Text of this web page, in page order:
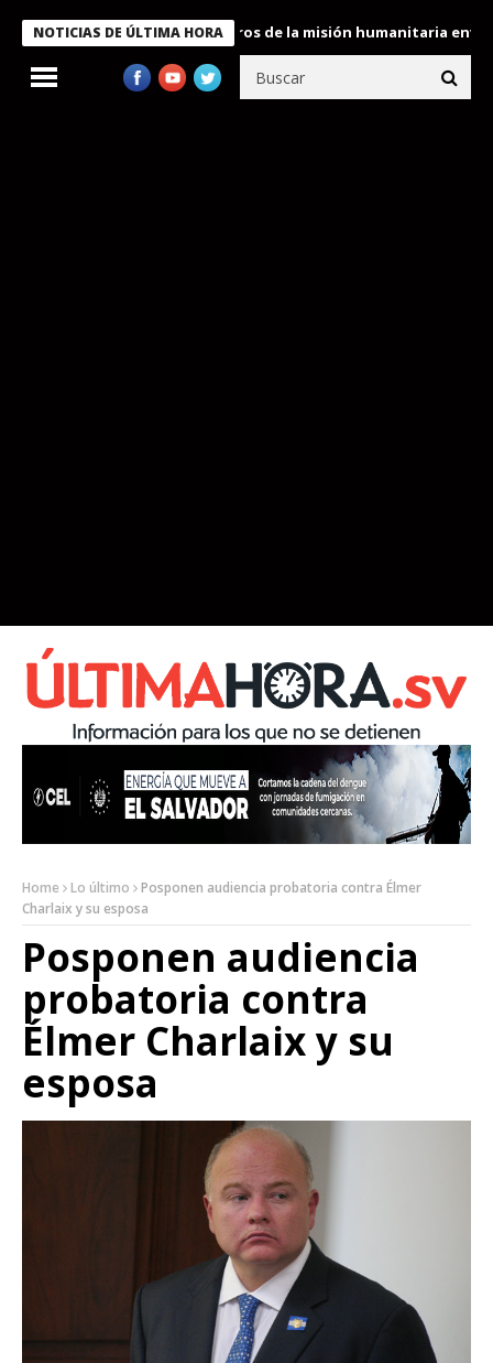
NOTICIAS DE ÚLTIMA HORA
condecora a miembros de la misión humanitaria enviada a
Home Lo último
Posponen audiencia probatoria contra Élmer
Charlaix y su esposa
Posponen audiencia
probatoria contra
Élmer Charlaix y su
esposa